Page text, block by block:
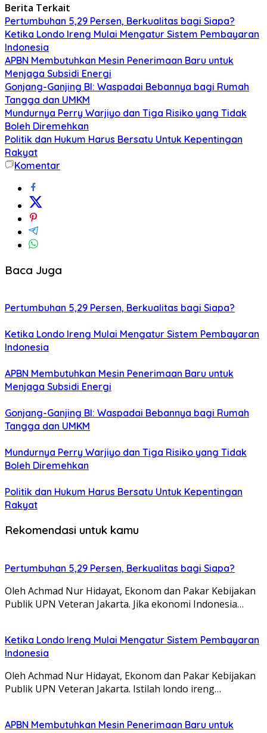
Berita Terkait
Pertumbuhan 5,29 Persen, Berkualitas bagi Siapa?
Ketika Londo Ireng Mulai Mengatur Sistem Pembayaran
Indonesia
APBN Membutuhkan Mesin Penerimaan Baru untuk
Menjaga Subsidi Energi
Gonjang-Ganjing BI: Waspadai Bebannya bagi Rumah
Tangga dan UMKM
Mundurnya Perry Warjiyo dan Tiga Risiko yang Tidak
Boleh Diremehkan
Politik dan Hukum Harus Bersatu Untuk Kepentingan
Rakyat
Komentar
Baca Juga
Pertumbuhan 5,29 Persen, Berkualitas bagi Siapa?
Ketika Londo Ireng Mulai Mengatur Sistem Pembayaran
Indonesia
APBN Membutuhkan Mesin Penerimaan Baru untuk
Menjaga Subsidi Energi
Gonjang-Ganjing BI: Waspadai Bebannya bagi Rumah
Tangga dan UMKM
Mundurnya Perry Warjiyo dan Tiga Risiko yang Tidak
Boleh Diremehkan
Politik dan Hukum Harus Bersatu Untuk Kepentingan
Rakyat
Rekomendasi untuk kamu
Pertumbuhan 5,29 Persen, Berkualitas bagi Siapa?
Oleh Achmad Nur Hidayat, Ekonom dan Pakar Kebijakan
Publik UPN Veteran Jakarta. Jika ekonomi Indonesia…
Ketika Londo Ireng Mulai Mengatur Sistem Pembayaran
Indonesia
Oleh Achmad Nur Hidayat, Ekonom dan Pakar Kebijakan
Publik UPN Veteran Jakarta. Istilah londo ireng…
APBN Membutuhkan Mesin Penerimaan Baru untuk